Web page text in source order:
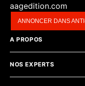
aagedition.com
ANNONCER DANS
A PROPOS
NOS EXPERTS